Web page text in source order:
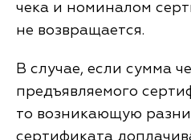
чека и номиналом
не возвращается.
В случае, если сумма
предъявляемого
то возникающую
сертификата